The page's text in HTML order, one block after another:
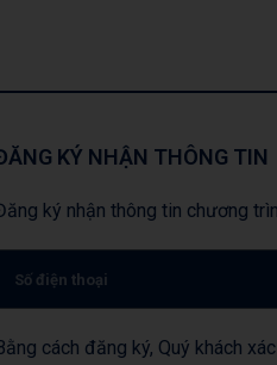
KÝ NHẬN THÔNG TIN
ký nhận thông tin chương
cách đăng ký, Quý khách